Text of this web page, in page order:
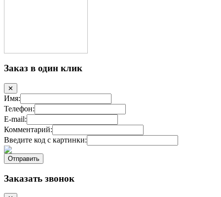
Заказ в один клик
✕
Имя:
Телефон:
E-mail:
Комментарий:
Введите код с картинки:
Заказать звонок